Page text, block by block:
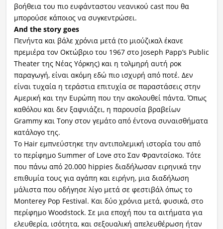
βοήθεια του πιο ευφάνταστου νεανικού cast που θα
μπορούσε κάποιος να συγκεντρώσει.
And the story goes
Πενήντα και βάλε χρόνια μετά (το μιούζικαλ έκανε
πρεμιέρα τον Οκτώβριο του 1967 στο Joseph Papp’s Public
Theater της Νέας Υόρκης) και η τολμηρή αυτή ροκ
παραγωγή, είναι ακόμη εδώ πιο ισχυρή από ποτέ. Δεν
είναι τυχαία η τεράστια επιτυχία σε παραστάσεις στην
Αμερική και την Ευρώπη που την ακολουθεί πάντα. Όπως
καθόλου και δεν ξαφνιάζει, η παρουσία βραβείων
Grammy και Tony στον γεμάτο από έντονα συναισθήματα
κατάλογο της.
Το Hair εμπνεύστηκε την αντιπολεμική ιστορία του από
το περίφημο Summer of Love στο Σαν Φραντσίσκο. Τότε
που πάνω από 20.000 hippies διαδήλωσαν ειρηνικά την
επιθυμία τους για αγάπη και ειρήνη, μια διαδήλωση
μάλιστα που οδήγησε λίγο μετά σε φεστιβάλ όπως το
Monterey Pop Festival. Και δύο χρόνια μετά, φυσικά, στο
περίφημο Woodstock. Σε μια εποχή που τα αιτήματα για
ελευθερία, ισότητα, και σεξουαλική απελευθέρωση ήταν